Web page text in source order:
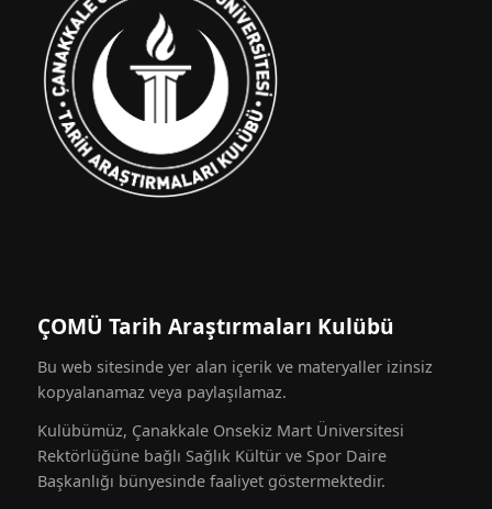
ÇOMÜ Tarih Araştırmaları Kulübü
Bu web sitesinde yer alan içerik ve materyaller izinsiz
kopyalanamaz veya paylaşılamaz.
Kulübümüz, Çanakkale Onsekiz Mart Üniversitesi
Rektörlüğüne bağlı Sağlık Kültür ve Spor Daire
Başkanlığı bünyesinde faaliyet göstermektedir.